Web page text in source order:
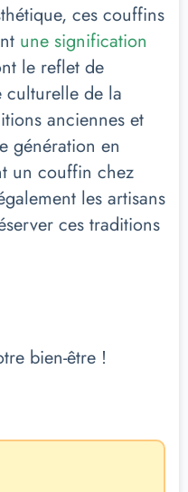
ces couffins
une signification
le reflet de
culturelle de la
anciennes et
génération en
un couffin chez
les artisans
ces traditions
bien-être !